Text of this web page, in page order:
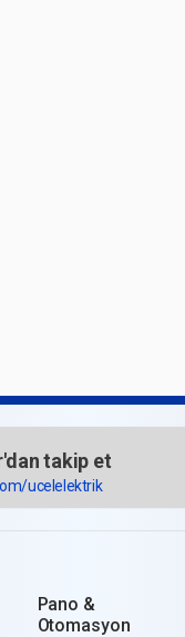
takip et
ucelelektrik
Pano &
Otomasyon